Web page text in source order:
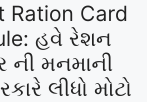
Ration Card
હવે રેશન
ની મનમાની
લીધો મોટો